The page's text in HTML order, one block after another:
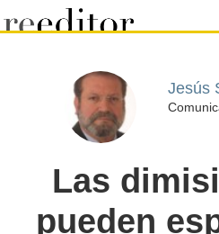
Jesús
Las
pueden